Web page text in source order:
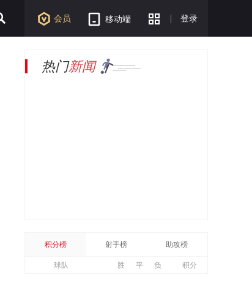
会员 移动端 登录
热门新闻
积分榜 射手榜 助攻榜
球队 胜 平 负 积分